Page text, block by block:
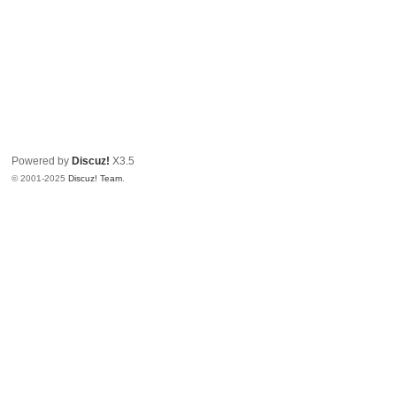
Powered by Discuz! X3.5
© 2001-2025Discuz! Team